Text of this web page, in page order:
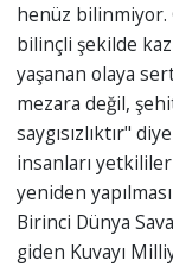
henüz bilinmiyor.
bilinçli şekilde
yaşanan olaya
mezara değil,
saygısızlıktır"
insanları
yeniden
Birinci Dünya
giden Kuvayı